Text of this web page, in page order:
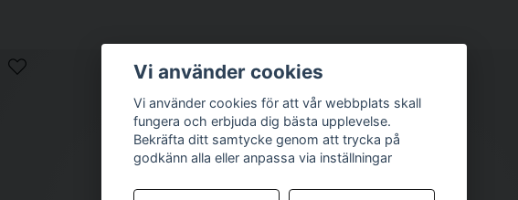
Vi använder cookies
Vi använder cookies för att vår webbplats skall
fungera och erbjuda dig bästa upplevelse.
Bekräfta ditt samtycke genom att trycka på
godkänn alla eller anpassa via inställningar